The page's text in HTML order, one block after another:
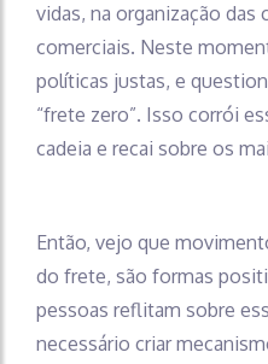
vidas, na organização das
comerciais. Neste
políticas justas, e
“frete zero”. Isso corrói
cadeia e recai sobre os
Então, vejo que
do frete, são formas
pessoas reflitam sobre
necessário criar